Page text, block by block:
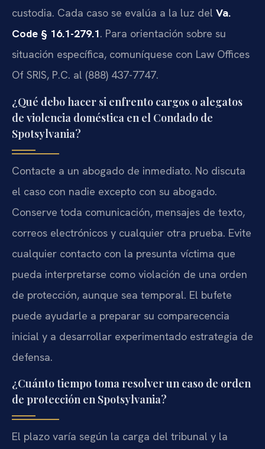
custodia. Cada caso se evalúa a la luz del Va.
Code § 16.1-279.1. Para orientación sobre su
situación específica, comuníquese con Law Offices
Of SRIS, P.C. al (888) 437-7747.
¿Qué debo hacer si enfrento cargos o alegatos
de violencia doméstica en el Condado de
Spotsylvania?
Contacte a un abogado de inmediato. No discuta
el caso con nadie excepto con su abogado.
Conserve toda comunicación, mensajes de texto,
correos electrónicos y cualquier otra prueba. Evite
cualquier contacto con la presunta víctima que
pueda interpretarse como violación de una orden
de protección, aunque sea temporal. El bufete
puede ayudarle a preparar su comparecencia
inicial y a desarrollar experimentado estrategia de
defensa.
¿Cuánto tiempo toma resolver un caso de orden
de protección en Spotsylvania?
El plazo varía según la carga del tribunal y la